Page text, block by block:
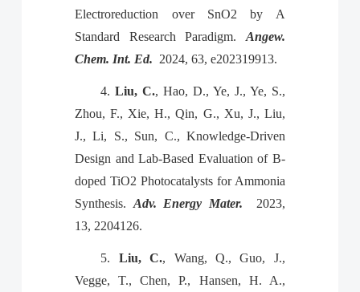
Electroreduction over SnO2 by A
Standard Research Paradigm.Angew.
Chem. Int. Ed. 2024, 63, e202319913.
4.Liu, C., Hao, D., Ye, J., Ye, S.,
Zhou, F., Xie, H., Qin, G., Xu, J., Liu,
J., Li, S., Sun, C., Knowledge-Driven
Design and Lab-Based Evaluation of B-
doped TiO2 Photocatalysts for Ammonia
Synthesis.Adv. Energy Mater. 2023,
13, 2204126.
5. Liu, C., Wang, Q., Guo, J.,
Vegge, T., Chen, P., Hansen, H. A.,